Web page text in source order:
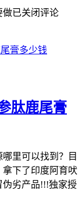
做已关闭评论
肽鹿尾膏
里可以找到？目
下了印度阿育吠
伪劣产品!!!独家授